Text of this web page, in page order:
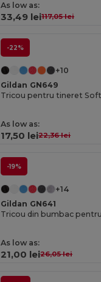
As low as:
33,49 lei117,05 lei
-22%
+10
Gildan GN649
Tricou pentru tineret
As low as:
17,50 lei22,36 lei
-19%
+14
Gildan GN641
Tricou din bumbac
As low as:
21,00 lei26,05 lei